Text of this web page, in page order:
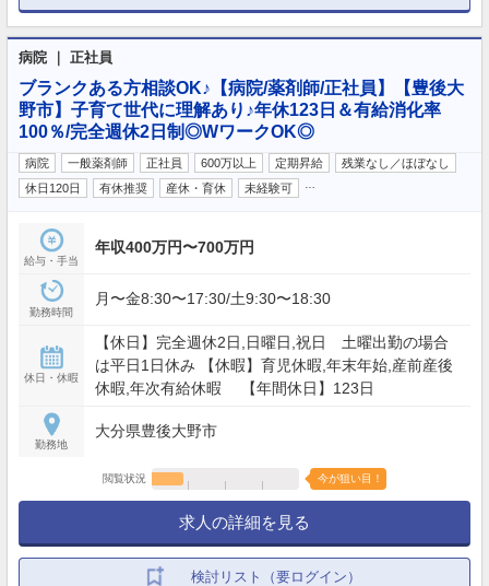
病院 ｜ 正社員
ブランクある方相談OK♪【病院/薬剤師/正社員】【豊後大
野市】子育て世代に理解あり♪年休123日＆有給消化率
100％/完全週休2日制◎WワークOK◎
病院 一般薬剤師 正社員 600万以上 定期昇給
残業なし／ほぼなし
休日120日
有休推奨 産休・育休 未経験可
給与・手当
年収400万円〜700万円
勤務時間
月〜金8:30〜17:30/土9:30〜18:30
休日・休暇
【休日】完全週休2日,日曜日,祝日 土曜出勤の場合
は平日1日休み 【休暇】育児休暇,年末年始,産前産後
休暇,年次有給休暇 【年間休日】123日
勤務地
大分県豊後大野市
閲覧状況 今が狙い目！
求人の詳細を見る
検討リスト（要ログイン）